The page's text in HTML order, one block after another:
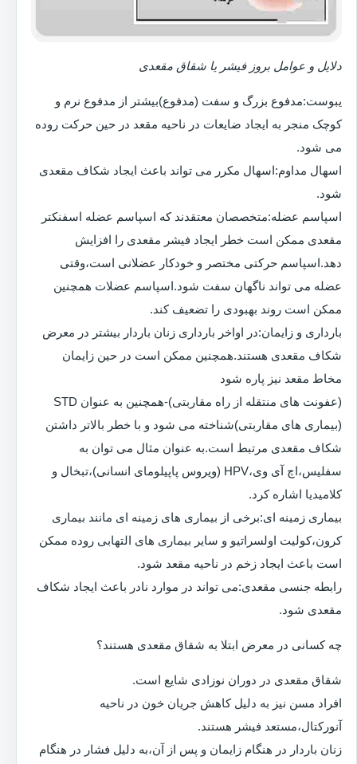
دلایل و عوامل بروز فیشر یا شقاق مقعدی
یبوست:مدفوع بزرگ و سفت (مدفوع)بیشتر از مدفوع نرم و
کوچک منجر به ایجاد ضایعات در ناحیه مقعد در حین حرکت روده
می شود.
اسهال مداوم:اسهال مکرر می تواند باعث ایجاد شکاف مقعدی
شود.
اسپاسم عضله:متخصصان معتقدند که اسپاسم عضله اسفنکتر
مقعدی ممکن است خطر ایجاد فیشر مقعدی را افزایش
دهد.اسپاسم حرکتی مختصر و خودکار عضلانی است،وقتی
عضله می تواند ناگهان سفت شود.اسپاسم عضلات همچنین
ممکن است روند بهبودی را تضعیف کند.
بارداری و زایمان:در اواخر بارداری زنان باردار بیشتر در معرض
شکاف مقعدی هستند.همچنین ممکن است در حین زایمان
مخاط مقعد نیز پاره شود
(عفونت های منتقله از راه مقاربتی)-همچنین به عنوان STD
(بیماری های مقاربتی)شناخته می شود و با خطر بالاتر داشتن
شکاف مقعدی مرتبط است.به عنوان مثال می توان به
سفلیس،اچ آی وی،HPV (ویروس پاپیلومای انسانی)،تبخال و
کلامیدیا اشاره کرد.
بیماری زمینه ای:برخی از بیماری های زمینه ای مانند بیماری
کرون،کولیت اولسراتیو و سایر بیماری های التهابی روده ممکن
است باعث ایجاد زخم در ناحیه مقعد شود.
رابطه جنسی مقعدی:می تواند در موارد نادر باعث ایجاد شکاف
مقعدی شود.
چه کسانی در معرض ابتلا به شقاق مقعدی هستند؟
شقاق مقعدی در دوران نوزادی شایع است.
افراد مسن نیز به دلیل کاهش جریان خون در ناحیه
آنورکتال،مستعد فیشر هستند.
زنان باردار در هنگام زایمان و پس از آن،به دلیل فشار در هنگام